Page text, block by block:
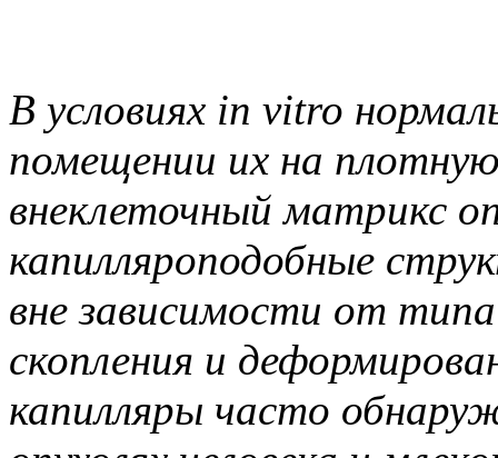
В условиях in vitro
помещении их на
внеклеточный матрикс
капилляроподобные
вне зависимости от
скопления и
капилляры часто